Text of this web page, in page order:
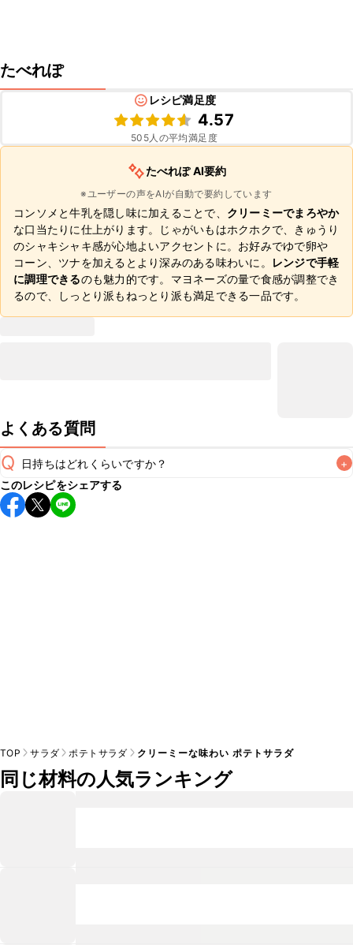
たべれぽ
レシピ満足度
4.57
505人の平均満足度
たべれぽ AI要約
※ユーザーの声をAIが自動で要約しています
コンソメと牛乳を隠し味に加えることで、 クリーミーでまろやか
な口当たりに仕上がります。じゃがいもはホクホクで、きゅうり
のシャキシャキ感が心地よいアクセントに。お好みでゆで卵や
コーン、ツナを加えるとより深みのある味わいに。
レンジで手軽
に調理できるのも魅力的です。マヨネーズの量で食感が調整でき
るので、しっとり派もねっとり派も満足できる一品です。
よくある質問
Q 日持ちはどれくらいですか？ +
保存期間は冷蔵で当日中が目安です。なるべくお早めにお召
し上がりください。
このレシピをシェアする
TOP サラダ ポテトサラダ クリーミーな味わい ポテトサラダ
同じ材料の人気ランキング